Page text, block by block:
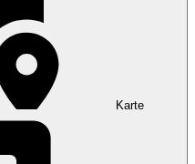
Karte